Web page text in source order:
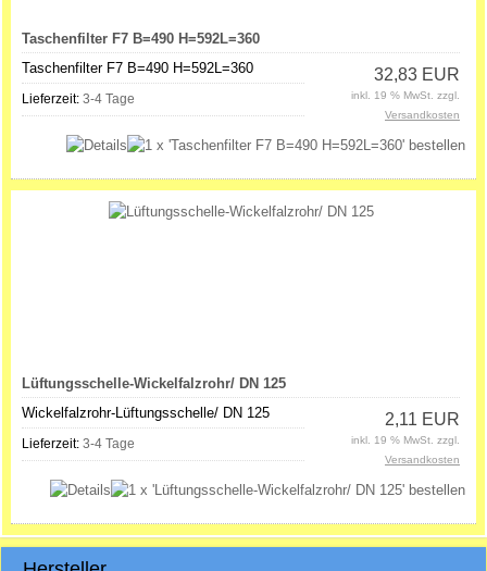
Taschenfilter F7 B=490 H=592L=360
Taschenfilter F7 B=490 H=592L=360
Lieferzeit: 3-4 Tage
32,83 EUR
inkl. 19 % MwSt. zzgl.
Versandkosten
Lüftungsschelle-Wickelfalzrohr/ DN 125
Wickelfalzrohr-Lüftungsschelle/ DN 125
Lieferzeit: 3-4 Tage
2,11 EUR
inkl. 19 % MwSt. zzgl.
Versandkosten